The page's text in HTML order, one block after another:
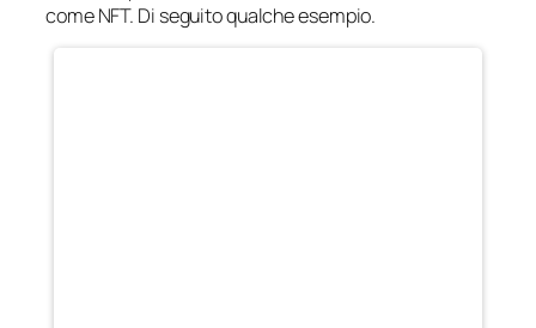
come NFT. Di seguito qualche esempio.